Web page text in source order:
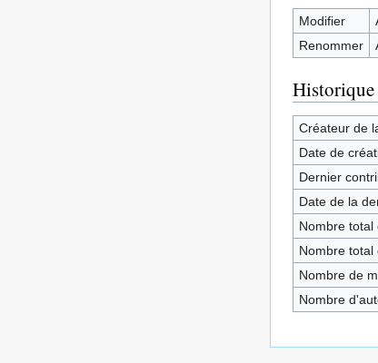
Modifier
Renommer
Créateur de
Date de
Dernier
Date de la
Nombre total
Nombre total
Nombre de
Nombre